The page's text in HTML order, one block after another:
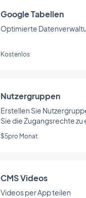
Google Tabellen
Optimierte
Kostenlos
Nutzergruppen
Erstellen Sie
Sie die Zugangsrechte zu
Bereichen Ihrer App
$5pro Monat
CMS Videos
Videos per App teilen